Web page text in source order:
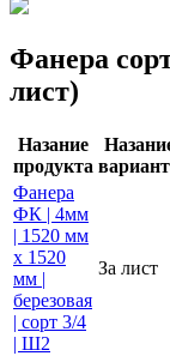
Фанера
лист)
Назание
продукта
Фанера
ФК | 4мм
| 1520 мм
х 1520
мм |
березовая
| сорт 3/4
| Ш2
За лист